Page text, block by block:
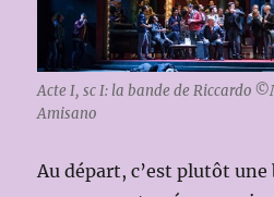
Acte I, sc I: la bande de Riccardo
Amisano
Au départ, c’est plutôt une